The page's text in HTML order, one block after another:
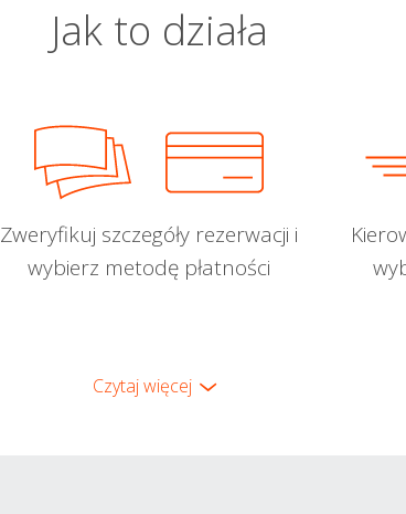
Jak to działa
Zweryfikuj szczegóły rezerwacji i
wybierz metodę płatności
Czytaj więcej